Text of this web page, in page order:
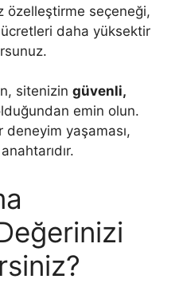
özelleştirme seçeneği,
daha yüksektir
sitenizin güvenli,
emin olun.
yaşaması,